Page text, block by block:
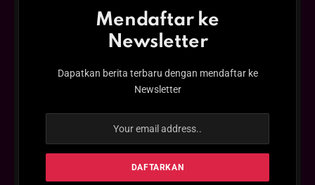
Mendaftar ke
Newsletter
Dapatkan berita terbaru dengan mendaftar ke
Newsletter